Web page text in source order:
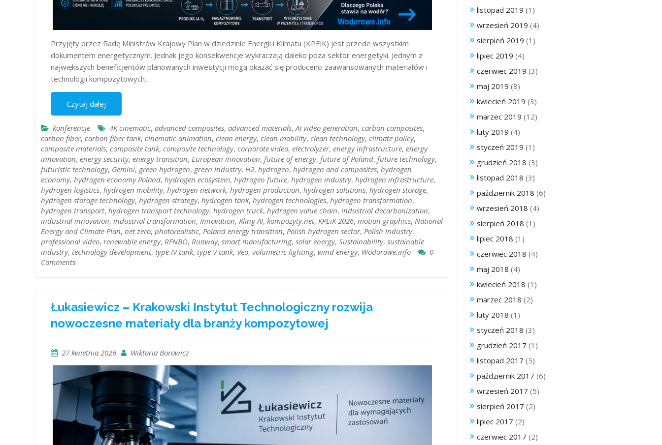
Przyjęty przez Radę Ministrów Krajowy Plan w dziedzinie Energii i Klimatu (KPEiK) jest przede wszystkim
dokumentem energetycznym. Jednak jego konsekwencje wykraczają daleko poza sektor energetyki. Jednym z
największych beneficjentów planowanych inwestycji mogą okazać się producenci zaawansowanych materiałów i
technologii kompozytowych.…
Czytaj dalej
konferencje 4K cinematic, advanced composites, advanced materials, AI video generation, carbon composites,
carbon fiber, carbon fiber tank, cinematic animation, clean energy, clean mobility, clean technology, climate policy,
composite materials, composite tank, composite technology, corporate video, electrolyzer, energy infrastructure, energy
innovation, energy security, energy transition, European innovation, future of energy, future of Poland, future technology,
futuristic technology, Gemini, green hydrogen, green industry, H2, hydrogen, hydrogen and composites, hydrogen
economy, hydrogen economy Poland, hydrogen ecosystem, hydrogen future, hydrogen industry, hydrogen infrastructure,
hydrogen logistics, hydrogen mobility, hydrogen network, hydrogen production, hydrogen solutions, hydrogen storage,
hydrogen storage technology, hydrogen strategy, hydrogen tank, hydrogen technologies, hydrogen transformation,
hydrogen transport, hydrogen transport technology, hydrogen truck, hydrogen value chain, industrial decarbonization,
industrial innovation, industrial transformation, Innovation, Kling AI, kompozyty.net, KPEiK 2026, motion graphics, National
Energy and Climate Plan, net zero, photorealistic, Poland energy transition, Polish hydrogen sector, Polish industry,
professional video, renewable energy, RFNBO, Runway, smart manufacturing, solar energy, Sustainability, sustainable
industry, technology development, type IV tank, type V tank, Veo, volumetric lighting, wind energy, Wodorowe.info
0
Comments
Łukasiewicz – Krakowski Instytut Technologiczny rozwija
nowoczesne materiały dla branży kompozytowej
27 kwietnia 2026 Wiktoria Borowicz
listopad 2019 (1)
wrzesień 2019 (4)
sierpień 2019 (1)
lipiec 2019 (4)
czerwiec 2019 (3)
maj 2019 (8)
kwiecień 2019 (3)
marzec 2019 (12)
luty 2019 (4)
styczeń 2019 (1)
grudzień 2018 (3)
listopad 2018 (3)
październik 2018 (6)
wrzesień 2018 (4)
sierpień 2018 (1)
lipiec 2018 (1)
czerwiec 2018 (4)
maj 2018 (4)
kwiecień 2018 (1)
marzec 2018 (2)
luty 2018 (1)
styczeń 2018 (3)
grudzień 2017 (1)
listopad 2017 (5)
październik 2017 (6)
wrzesień 2017 (5)
sierpień 2017 (2)
lipiec 2017 (2)
czerwiec 2017 (2)